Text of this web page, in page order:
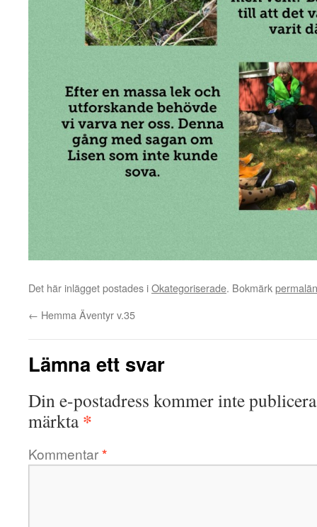
Det här inlägget postades iOkategoriserade. Bokmärk
← Hemma Äventyr v.35
Lämna ett svar
Din e-postadress kommer inte
märkta*
Kommentar*